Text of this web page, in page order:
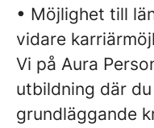
• Möjlighet till
vidare
Vi på Aura
utbildning där
grundläggande